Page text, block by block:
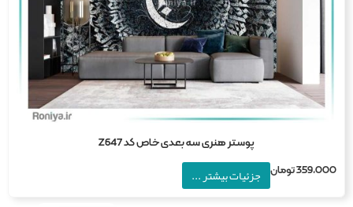
پوستر هنری سه بعدی خاص کد Z647
تومان جزئیات بیشتر ...